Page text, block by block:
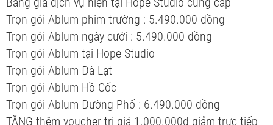
Trọn gói Ablum phim trường : 5.490.000 đồng
Trọn gói Ablum ngày cưới : 5.490.000 đồng
Trọn gói Ablum tại Hope Studio
Trọn gói Ablum Đà Lạt
Trọn gói Ablum Hồ Cốc
Trọn gói Ablum Đường Phố : 6.490.000 đồng
TẶNG thêm voucher trị giá 1.000.000đ giảm trực tiếp